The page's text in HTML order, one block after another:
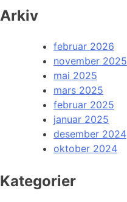
Arkiv
februar 2026
november 2025
mai 2025
mars 2025
februar 2025
januar 2025
desember 2024
oktober 2024
Kategorier